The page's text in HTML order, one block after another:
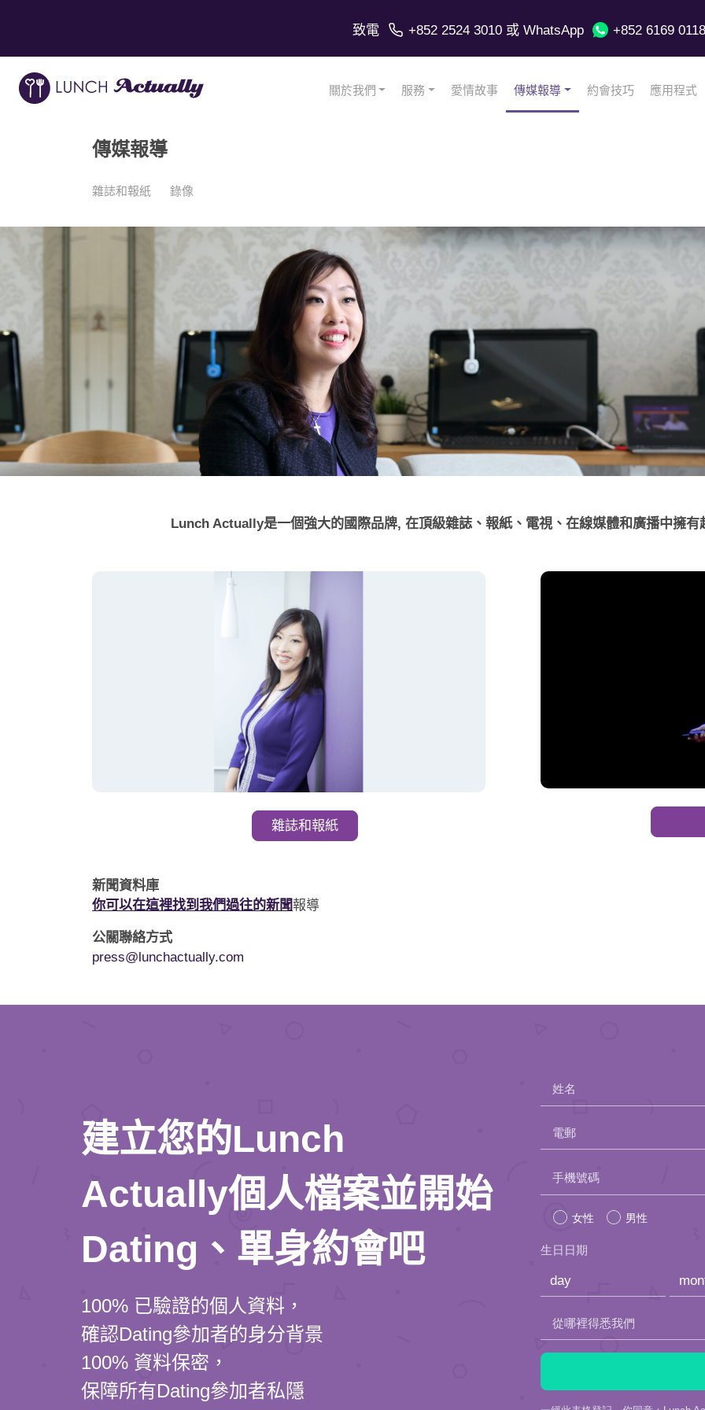
致電 +852 2524 3010或 WhatsApp +852 6169 0118
關於我們 服務 愛情故事 傳媒報導 約會技巧 應用程式
傳媒報導
雜誌和報紙 錄像
Lunch Actually是一個強大的國際品牌, 在頂級雜誌、報紙、電視、在線媒體和廣播中擁有
雜誌和報紙
新聞資料庫
你可以在這裡找到我們過往的新聞報導
公關聯絡方式
press@lunchactually.com
建立您的Lunch
Actually個人檔案並開始
Dating、單身約會吧
100% 已驗證的個人資料，
確認Dating參加者的身分背景
100% 資料保密，
保障所有Dating參加者私隱
姓名
電郵
Please
field
empty.
手機號碼
女性 男性
生日日期
從哪裡得悉我們